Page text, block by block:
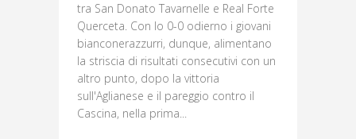
tra San Donato Tavarnelle e Real Forte
Querceta. Con lo 0-0 odierno i giovani
bianconerazzurri, dunque, alimentano
la striscia di risultati consecutivi con un
altro punto, dopo la vittoria
sull'Aglianese e il pareggio contro il
Cascina, nella prima...